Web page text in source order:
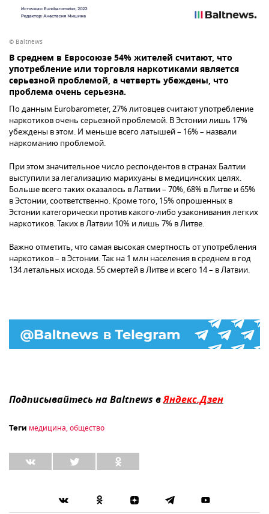
© Baltnews
В среднем в Евросоюзе 54% жителей считают, что
употребление или торговля наркотиками является
серьезной проблемой, а четверть убеждены, что
проблема очень серьезна.
По данным Eurobarometer, 27% литовцев считают употребление
наркотиков очень серьезной проблемой. В Эстонии лишь 17%
убеждены в этом. И меньше всего латышей – 16% – назвали
наркоманию проблемой.
При этом значительное число респондентов в странах Балтии
выступили за легализацию марихуаны в медицинских целях.
Больше всего таких оказалось в Латвии – 70%, 68% в Литве и 65%
в Эстонии, соответственно. Кроме того, 15% опрошенных в
Эстонии категорически против какого-либо узаконивания легких
наркотиков. Таких в Латвии 10% и лишь 7% в Литве.
Важно отметить, что самая высокая смертность от употребления
наркотиков – в Эстонии. Так на 1 млн населения в среднем в год
134 летальных исхода. 55 смертей в Литве и всего 14 – в Латвии.
Подписывайтесь на Baltnews вЯндекс.Дзен
Теги медицина,общество